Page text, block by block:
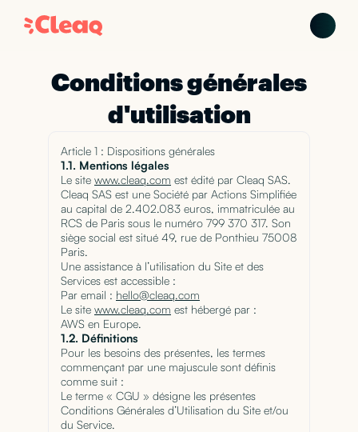
Conditions générales
d'utilisation
Article 1 : Dispositions générales
1.1. Mentions légales
Le site www.cleaq.com est édité par Cleaq SAS.
Cleaq SAS est une Société par Actions Simplifiée
au capital de 2.402.083 euros, immatriculée au
RCS de Paris sous le numéro 799 370 317. Son
siège social est situé 49, rue de Ponthieu 75008
Paris.
Une assistance à l’utilisation du Site et des
Services est accessible :
Par email : hello@cleaq.com
Le site www.cleaq.com est hébergé par :
AWS en Europe.
1.2. Définitions
Pour les besoins des présentes, les termes
commençant par une majuscule sont définis
comme suit :
Le terme « CGU » désigne les présentes
Conditions Générales d’Utilisation du Site et/ou
du Service.